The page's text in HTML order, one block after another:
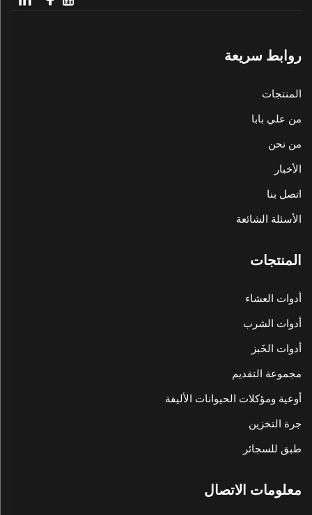
روابط سريعة
المنتجات
من علي بابا
من نحن
الأخبار
اتصل بنا
الأسئلة الشائعة
المنتجات
أدوات العشاء
أدوات الشرب
أدوات الخَبز
مجموعة التقديم
أوعية ومؤكلات الحيوانات الأليفة
جرة التخزين
طبق للسجائر
معلومات الاتصال